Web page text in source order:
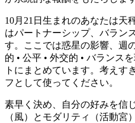
10月21日生まれのあなたは
はパートナーシップ、バラン
す。ここでは惑星の影響、週
的 • 公平 • 外交的 • バランス
トにまとめています。考えす
フとして使ってください。
素早く決め、自分の好みを信
（風）とモダリティ（活動宮